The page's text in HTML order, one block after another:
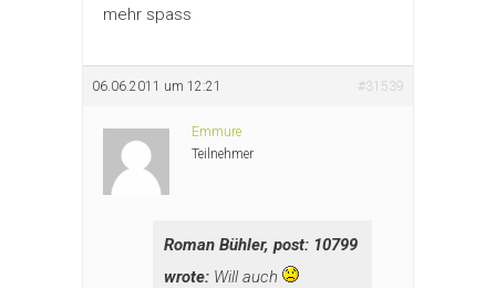
mehr spass
06.06.2011 um 12:21 #31539
Emmure
Teilnehmer
Roman Bühler, post: 10799
wrote: Will auch